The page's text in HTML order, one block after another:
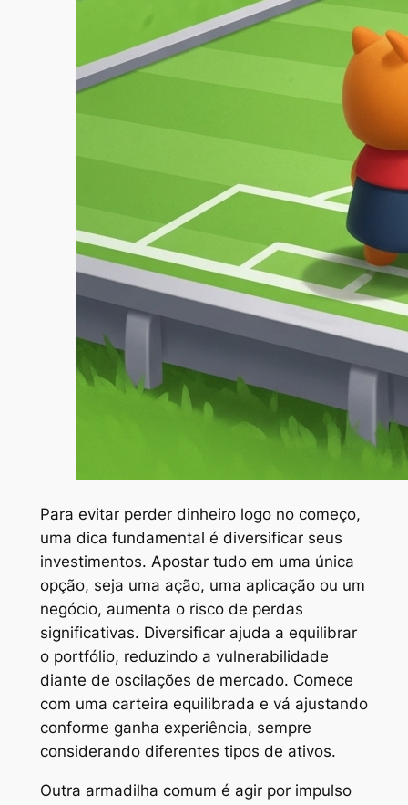
Para evitar perder dinheiro logo no começo,
uma dica fundamental é diversificar seus
investimentos. Apostar tudo em uma única
opção, seja uma ação, uma aplicação ou um
negócio, aumenta o risco de perdas
significativas. Diversificar ajuda a equilibrar
o portfólio, reduzindo a vulnerabilidade
diante de oscilações de mercado. Comece
com uma carteira equilibrada e vá ajustando
conforme ganha experiência, sempre
considerando diferentes tipos de ativos.
Outra armadilha comum é agir por impulso